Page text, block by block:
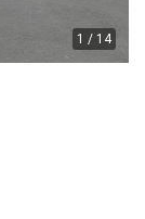
1 / 14